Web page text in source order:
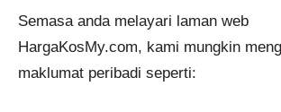
Semasa anda melayari laman web
HargaKosMy.com, kami mungkin
maklumat peribadi seperti: